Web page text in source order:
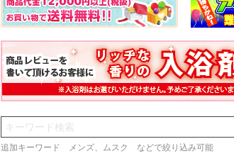
検索
追加キーワード メンズ、ムスク などで絞り込み可能
しらすさん
商品が早く届いたのでよか
ったです。また利用させて
もらいます！
MMさん
量試せるところが魅力でし
た。